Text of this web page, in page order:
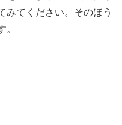
みてください。そのほう
。